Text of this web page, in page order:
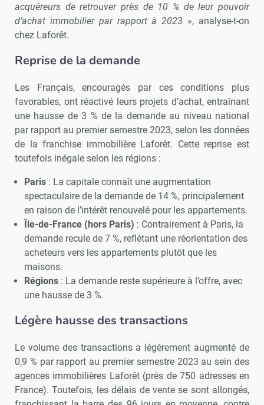
acquéreurs de retrouver près de 10 % de leur pouvoir
d’achat immobilier par rapport à 2023 », analyse-t-on
chez Laforêt.
Reprise de la demande
Les Français, encouragés par ces conditions plus
favorables, ont réactivé leurs projets d’achat, entraînant
une hausse de 3 % de la demande au niveau national
par rapport au premier semestre 2023, selon les données
de la franchise immobilière Laforêt. Cette reprise est
toutefois inégale selon les régions :
Paris: La capitale connaît une augmentation
spectaculaire de la demande de 14 %, principalement
en raison de l’intérêt renouvelé pour les appartements.
Île-de-France (hors Paris) : Contrairement à Paris, la
demande recule de 7 %, reflétant une réorientation des
acheteurs vers les appartements plutôt que les
maisons.
Régions: La demande reste supérieure à l’offre, avec
une hausse de 3 %.
Légère hausse des transactions
Le volume des transactions a légèrement augmenté de
0,9 % par rapport au premier semestre 2023 au sein des
agences immobilières Laforêt (près de 750 adresses en
France). Toutefois, les délais de vente se sont allongés,